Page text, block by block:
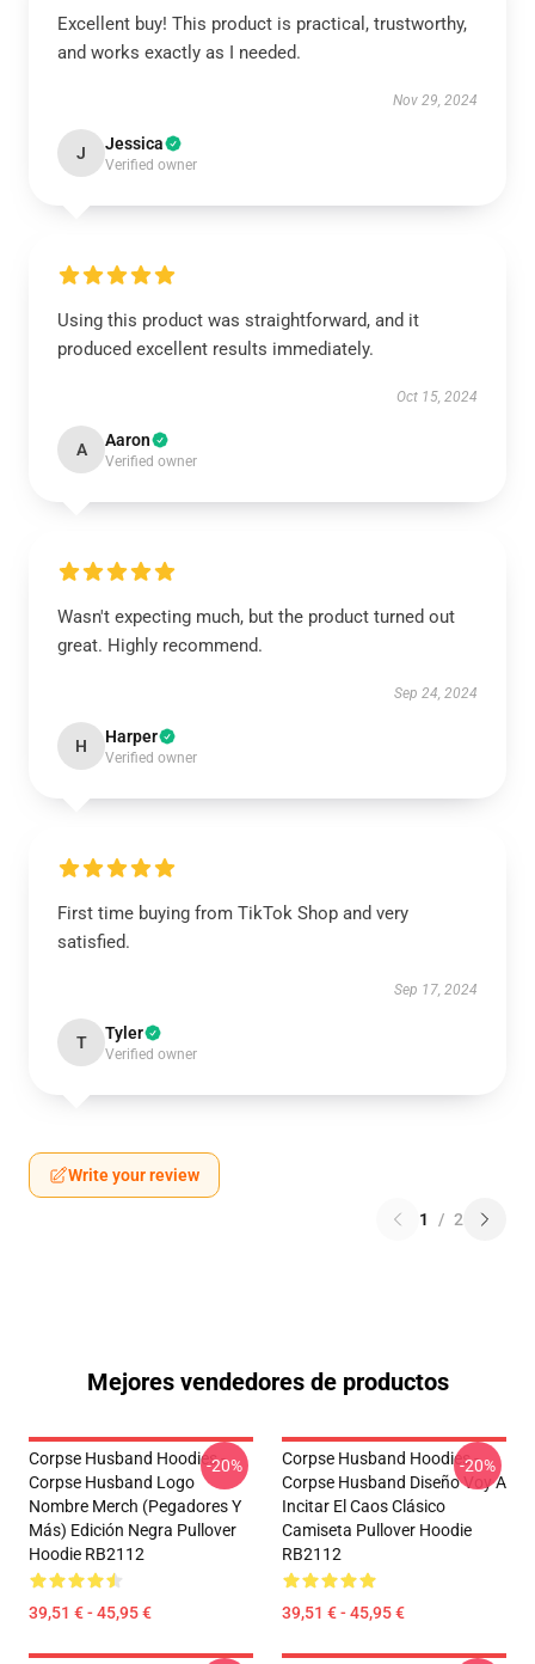
Excellent buy! This product is practical, trustworthy,
and works exactly as I needed.
Nov 29, 2024
J Jessica
Verified owner
Using this product was straightforward, and it
produced excellent results immediately.
Oct 15, 2024
A Aaron
Verified owner
Wasn't expecting much, but the product turned out
great. Highly recommend.
Sep 24, 2024
H Harper
Verified owner
First time buying from TikTok Shop and very
satisfied.
Sep 17, 2024
T Tyler
Verified owner
Write your review
1 / 2
Mejores vendedores de productos
Corpse Husband Hoodies -
Corpse Husband Logo
Nombre Merch (pegadores Y
Más) Edición Negra Pullover
Hoodie RB2112
39,51 € - 45,95 €
-20%
Corpse Husband Hoodies -
Corpse Husband Diseño Voy A
Incitar El Caos Clásico
Camiseta Pullover Hoodie
RB2112
39,51 € - 45,95 €
-20%